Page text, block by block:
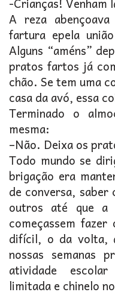
A reza
fartura epela
Alguns “améns”
pratos fartos já
chão. Se tem uma
casa da avó, essa
Terminado o
mesma:
–Não. Deixa os
Todo mundo se
brigação era
de conversa, saber
outros até que a
começassem
difícil, o da volta,
nossas semanas
atividade
limitada e chinelo